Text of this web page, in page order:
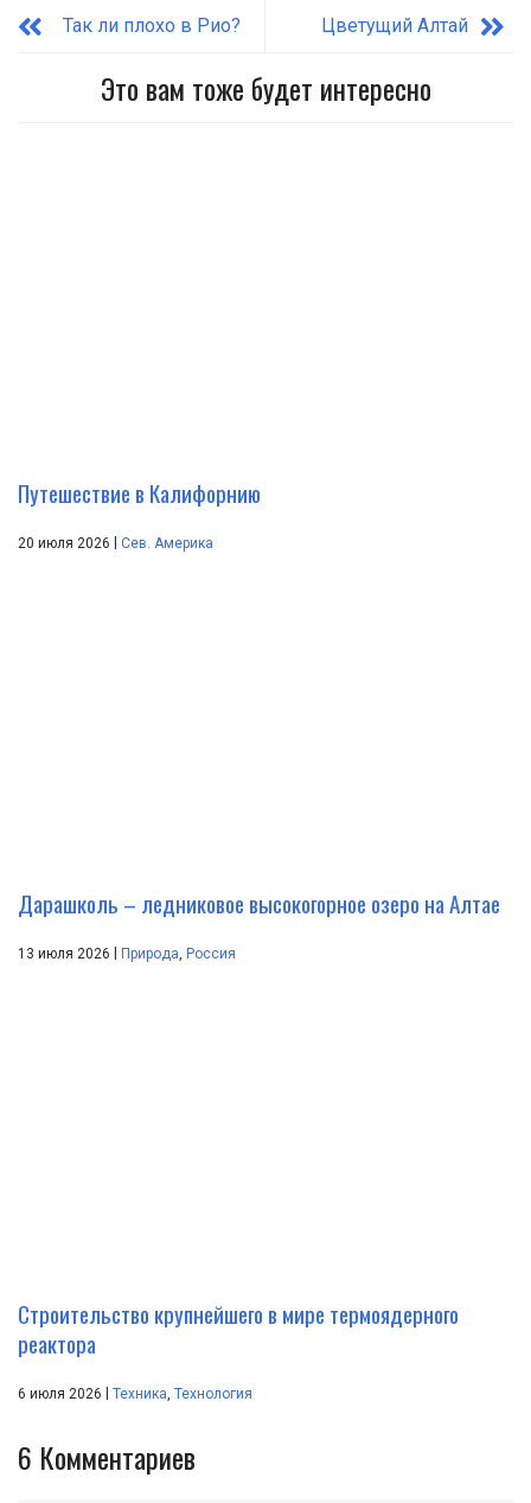
Так ли плохо в Рио? Цветущий Алтай
Это вам тоже будет интересно
Путешествие в Калифорнию
20 июля 2026 Сев. Америка
Дарашколь – ледниковое высокогорное озеро на Алтае
13 июля 2026 Природа, Россия
Строительство крупнейшего в мире термоядерного
реактора
6 июля 2026 | Техника, Технология
6 Комментариев